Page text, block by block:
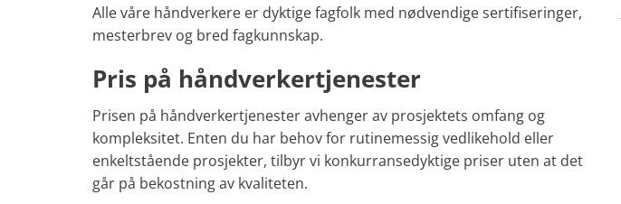
Alle våre håndverkere er dyktige fagfolk med nødvendige sertifiseringer,
mesterbrev og bred fagkunnskap.
Pris på håndverkertjenester
Prisen på håndverkertjenester avhenger av prosjektets omfang og
kompleksitet. Enten du har behov for rutinemessig vedlikehold eller
enkeltstående prosjekter, tilbyr vi konkurransedyktige priser uten at det
går på bekostning av kvaliteten.